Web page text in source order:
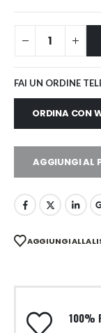
FAI UN ORDINE
ORDINA CON
AGGIUNGI AL
AGGIUNGI ALLA
100%